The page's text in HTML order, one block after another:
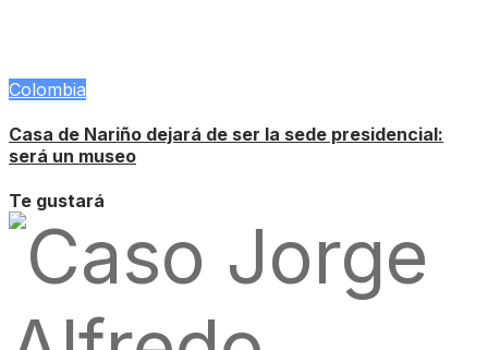
Colombia
Casa de Nariño dejará de ser la sede presidencial:
será un museo
Te gustará